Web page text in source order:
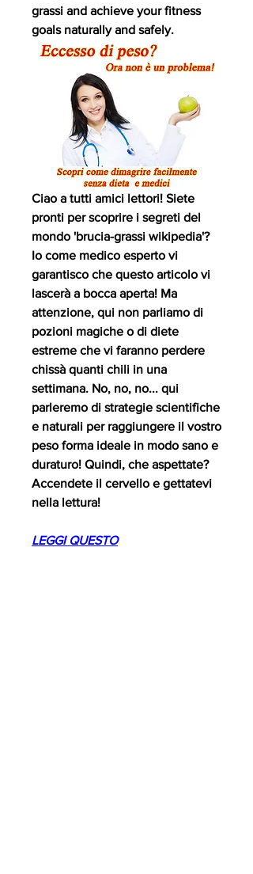
grassi and achieve your fitness
goals naturally and safely.
Ciao a tutti amici lettori! Siete
pronti per scoprire i segreti del
mondo 'brucia-grassi wikipedia'?
Io come medico esperto vi
garantisco che questo articolo vi
lascerà a bocca aperta! Ma
attenzione, qui non parliamo di
pozioni magiche o di diete
estreme che vi faranno perdere
chissà quanti chili in una
settimana. No, no, no... qui
parleremo di strategie scientifiche
e naturali per raggiungere il vostro
peso forma ideale in modo sano e
duraturo! Quindi, che aspettate?
Accendete il cervello e gettatevi
nella lettura!
LEGGI QUESTO